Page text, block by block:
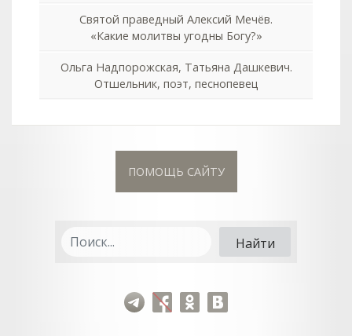
Святой праведный Алексий Мечёв.
«Какие молитвы угодны Богу?»
Ольга Надпорожская, Татьяна Дашкевич.
Отшельник, поэт, песнопевец
ПОМОЩЬ САЙТУ